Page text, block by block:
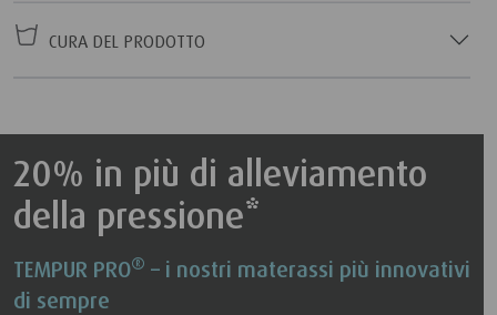
CURA DEL PRODOTTO
20% in più di alleviamento
della pressione*
TEMPUR PRO® – i nostri materassi più innovativi
di sempre